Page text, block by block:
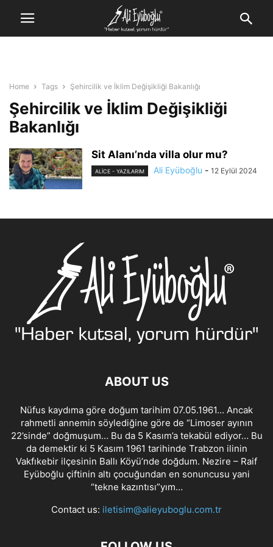
Home Tags Şehircilik ve İklim Değişikliği Bakanlığı
Şehircilik ve İklim Değişikliği
Bakanlığı
Sit Alanı’nda villa olur mu?
ALİCE - YAZILARIM Ali Eyüboğlu - 12 Eylül 2024
ABOUT US
Nüfus kaydıma göre doğum tarihim 07.05.1961… Ancak
rahmetli annemin söylediğine göre de “Limoser ayının
22’sinde” doğmuşum… Bu da 5 Kasım’a tekabül ediyor… Bu
da demektir ki 5 Kasım 1961 tarihinde Trabzon ilinin
Vakfıkebir ilçesinin Ballı Köyü’nde doğdum. Nezire – Raif
Eyüboğlu çiftinin altı çocuğundan en sonuncusu yani
“tekne kazıntısı”yım…
Contact us: iletisim@alieyuboglu.com.tr